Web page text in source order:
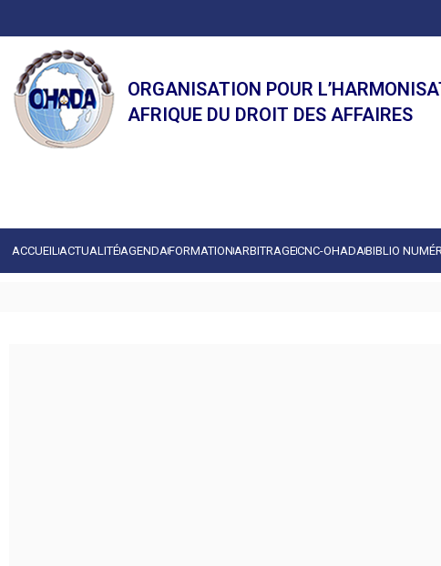
ORGANISATION POUR
AFRIQUE DU DROIT DES AFFAIRES
ACCUEIL ACTUALITÉAGENDAFORMATION ARBITRAGECNC-OHADABIBLIO